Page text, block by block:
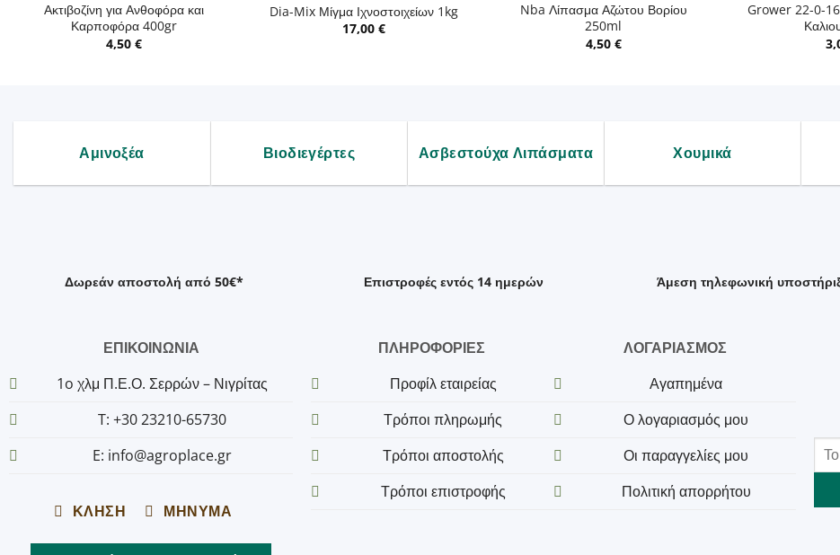
Ακτιβοζίνη για Ανθοφόρα και
Καρποφόρα 400gr
4,50€
Dia-Mix Μίγμα Ιχνοστοιχείων 1kg
17,00€
Nba Λίπασμα Αζώτου Βορίου
250ml
4,50 €
Grower 22-0-
Αμινοξέα Βιοδιεγέρτες Ασβεστούχα Λιπάσματα Χουμικά
Δωρεάν αποστολή από 50€* Επιστροφές εντός 14 ημερών Άμεση τηλεφωνική
ΕΠΙΚΟΙΝΩΝΙΑ
1o χλμ Π.Ε.Ο. Σερρών – Νιγρίτας
T: +30 23210-65730
E: info@agroplace.gr
ΚΛΗΣΗ ΜΗΝΥΜΑ
ΠΛΗΡΟΦΟΡΙΕΣ
Προφίλ εταιρείας
Τρόποι πληρωμής
Τρόποι αποστολής
Τρόποι επιστροφής
ΛΟΓΑΡΙΑΣΜΟΣ
Αγαπημένα
Ο λογαριασμός μου
Οι παραγγελίες μου
Πολιτική απορρήτου